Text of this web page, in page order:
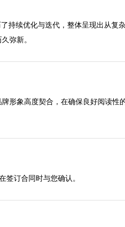
持续优化与迭代，整体呈现出从
弥新。
形象高度契合，在确保良好阅读
签订合同时与您确认。